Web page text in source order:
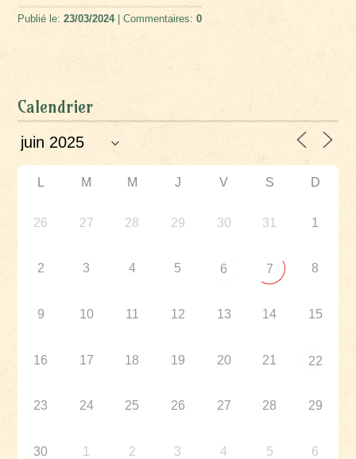
Publié le:23/03/2024| Commentaires:0
Calendrier
L M M J V S D
26 27 28 29 30 31 1
2 3 4 5 6 7 8
9 10 11 12 13 14 15
16 17 18 19 20 21 22
23 24 25 26 27 28 29
30 1 2 3 4 5 6